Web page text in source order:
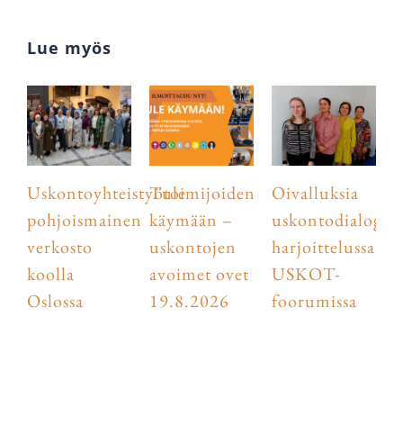
Lue myös
Uskontoyhteistyötoimijoiden
pohjoismainen
verkosto
koolla
Oslossa
Tule
käymään –
uskontojen
avoimet ovet
19.8.2026
Oivalluksia
harjoittelussa
USKOT-
foorumissa